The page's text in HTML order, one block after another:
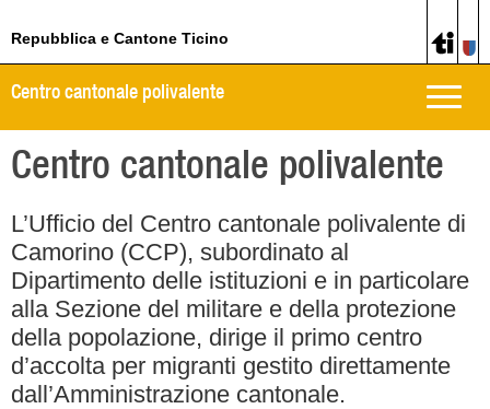
Repubblica e Cantone Ticino
Toggle
Centro cantonale polivalente
Centro cantonale polivalente
L’Ufficio del Centro cantonale polivalente di
Camorino (CCP), subordinato al
Dipartimento delle istituzioni e in particolare
alla Sezione del militare e della protezione
della popolazione, dirige il primo centro
d’accolta per migranti gestito direttamente
dall’Amministrazione cantonale.